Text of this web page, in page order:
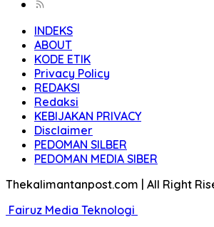
INDEKS
ABOUT
KODE ETIK
Privacy Policy
REDAKSI
Redaksi
KEBIJAKAN PRIVACY
Disclaimer
PEDOMAN SILBER
PEDOMAN MEDIA SIBER
Thekalimantanpost.com | All Right
Fairuz Media Teknologi